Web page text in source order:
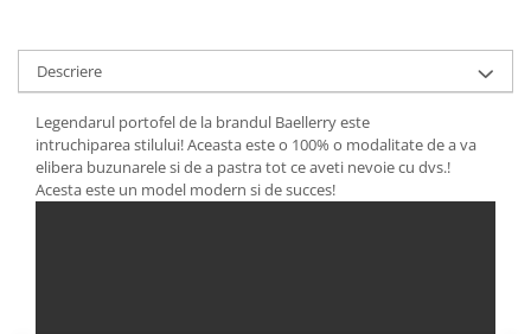
Descriere
Legendarul portofel de la brandul Baellerry este
intruchiparea stilului! Aceasta este o 100% o modalitate de a va
elibera buzunarele si de a pastra tot ce aveti nevoie cu dvs.!
Acesta este un model modern si de succes!